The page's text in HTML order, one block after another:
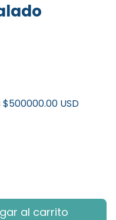
$500000.00 USD